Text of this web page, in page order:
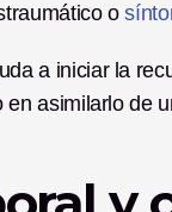
o
a iniciar la
asimilarlo de